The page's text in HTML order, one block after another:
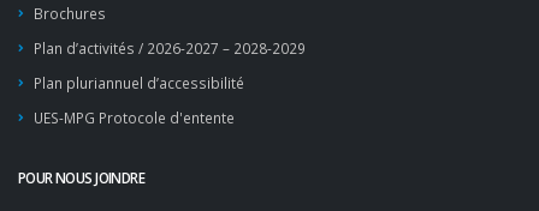
Brochures
Plan d’activités / 2026-2027 – 2028-2029
Plan pluriannuel d’accessibilité
UES-MPG Protocole d'entente
POUR NOUS JOINDRE